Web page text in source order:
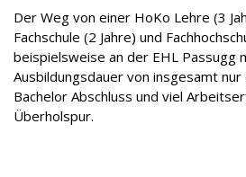
Der Weg von einer HoKo Lehre (3
Fachschule (2 Jahre) und
beispielsweise an der EHL Passugg
Ausbildungsdauer von insgesamt nur
Bachelor Abschluss und viel
Überholspur.